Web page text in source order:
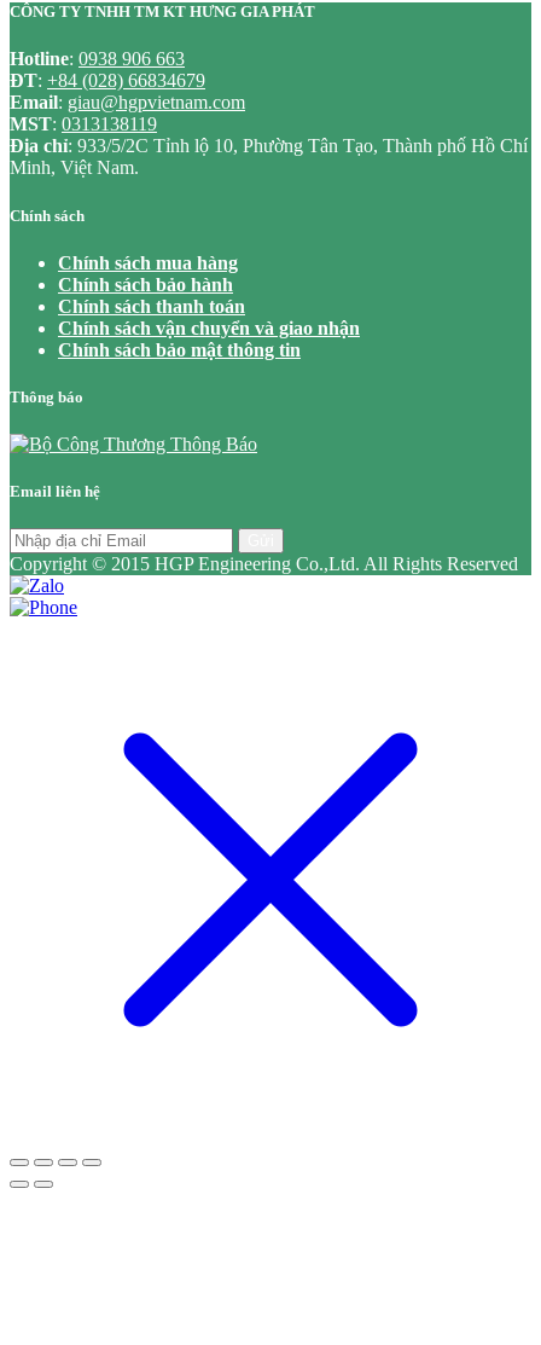
CÔNG TY TNHH TM KT HƯNG GIA PHÁT
Hotline: 0938 906 663
ĐT: +84 (028) 66834679
Email: giau@hgpvietnam.com
MST: 0313138119
Địa chỉ: 933/5/2C Tỉnh lộ 10, Phường Tân Tạo, Thành phố Hồ Chí
Minh, Việt Nam.
Chính sách
Chính sách mua hàng
Chính sách bảo hành
Chính sách thanh toán
Chính sách vận chuyển và giao nhận
Chính sách bảo mật thông tin
Thông báo
Email liên hệ
Copyright © 2015 HGP Engineering Co.,Ltd. All Rights Reserved